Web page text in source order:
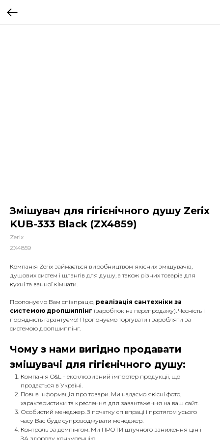
Змішувач для гігієнічного душу Zerix
KUB-333 Black (ZX4859)
Zerix
ZX4859
Компанія Zerix займається виробництвом якісних змішувачів,
душових систем і шлангів для душу, а також різних товарів для
кухні та ванної кімнати.
Пропонуємо Вам співпрацю, реалізація сантехніки за
системою дропшиппінг (заробіток на перепродажу). Чесність і
порядність гарантуємо! Пропонуємо торгувати і заробляти за
системою дропшиппінг.
Чому з нами вигідно продавати
змішувачі для гігієнічного душу:
Компанія O&L - ексклюзивний імпортер продукції, що
продається в Україні.
Повна інформація про товари. Ми надаємо якісні фото,
характеристики та креслення для завантаження на ваш сайт.
Особистий менеджер. З початку співпраці і протягом усього
часу Вас буде супроводжувати менеджер.
Контроль за демпінгом. Ми ПРОТИ штучного заниження цін і
ЗА здорову конкуренцію.